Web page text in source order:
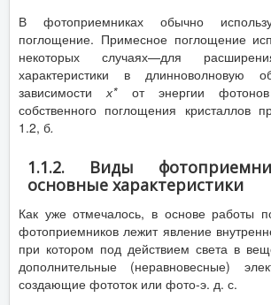
В фотоприемниках обычно
поглощение. Примесное поглощение
некоторых случаях—для
характеристики в длинноволновую
зависимостих* от энергии
собственного поглощения кристаллов
1.2, б.
1.1.2. Виды
основные характеристики
Как уже отмечалось, в основе работы
фотоприемников лежит явление
при котором под действием света в
дополнительные (неравновесные)
создающие фототок или фото-э. д. с.